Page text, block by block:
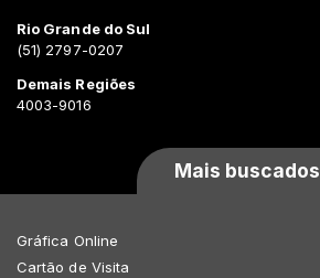
Rio Grande do Sul
(51) 2797-0207
Demais Regiões
4003-9016
Mais buscados
Gráfica Online
Cartão de Visita